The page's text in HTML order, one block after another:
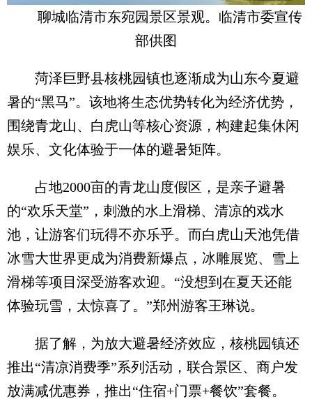
聊城临清市东宛园景区景观。临清市委宣传
部供图
菏泽巨野县核桃园镇也逐渐成为山东今夏避
暑的“黑马”。该地将生态优势转化为经济优势，
围绕青龙山、白虎山等核心资源，构建起集休闲
娱乐、文化体验于一体的避暑矩阵。
占地2000亩的青龙山度假区，是亲子避暑
的“欢乐天堂”，刺激的水上滑梯、清凉的戏水
池，让游客们玩得不亦乐乎。而白虎山天池凭借
冰雪大世界更成为消费新爆点，冰雕展览、雪上
滑梯等项目深受游客欢迎。“没想到在夏天还能
体验玩雪，太惊喜了。”郑州游客王琳说。
据了解，为放大避暑经济效应，核桃园镇还
推出“清凉消费季”系列活动，联合景区、商户发
放满减优惠券，推出“住宿+门票+餐饮”套餐。